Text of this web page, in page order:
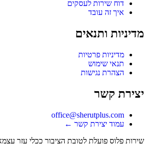
דוח שירות לעסקים
איך זה עובד
מדיניות ותנאים
מדיניות פרטיות
תנאי שימוש
הצהרת נגישות
יצירת קשר
office@sherutplus.com
עמוד יצירת קשר ←
שירות פלוס פועלת לטובת הציבור ככלי עזר